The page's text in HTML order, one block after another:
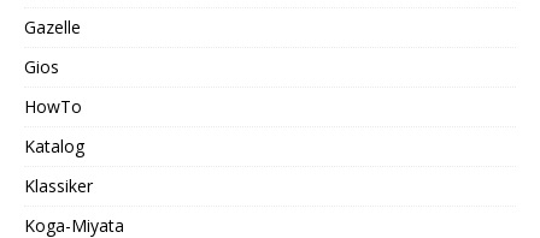
Gazelle
Gios
HowTo
Katalog
Klassiker
Koga-Miyata